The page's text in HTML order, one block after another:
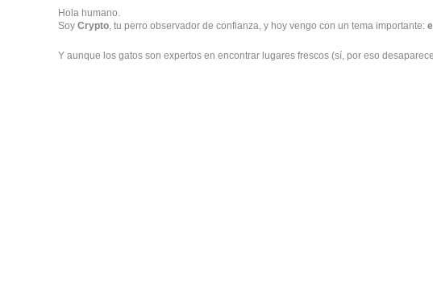
Hola humano.
Soy Crypto, tu perro observador de confianza, y hoy vengo con un tema importante:
Y aunque los gatos son expertos en encontrar lugares frescos (sí, por eso